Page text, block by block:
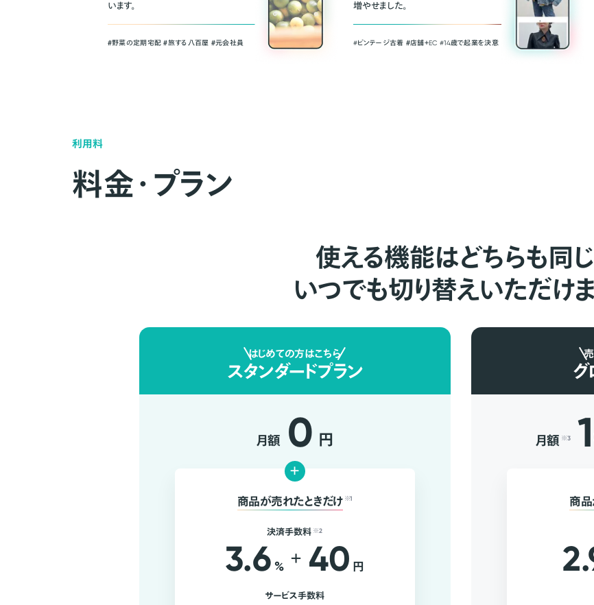
います。
＃野菜の定期宅配 ＃旅する八百屋 ＃元会社員
増やせました。
#ビンテージ古着 ＃店舗＋EC #14歳で起業を決意
利用料
料金・プラン
使える機能はどちらも同じ
いつでも切り替えいただけま
はじめての方はこちら
スタンダードプラン
月額 0 円
+
商品が売れたときだけ ※1
決済手数料 ※2
3.6 % + 40 円
サービス手数料
グ
月額 ※3
商品